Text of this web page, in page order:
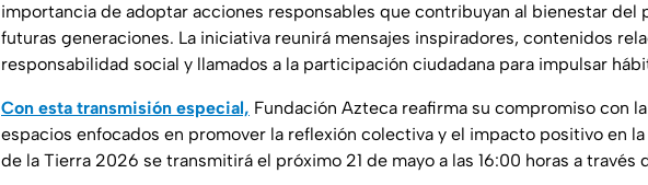
importancia de adoptar acciones responsables que contribuyan al bienestar del
futuras generaciones. La iniciativa reunirá mensajes inspiradores, contenidos
responsabilidad social y llamados a la participación ciudadana para impulsar
Con esta transmisión especial, Fundación Azteca reafirma su compromiso con
espacios enfocados en promover la reflexión colectiva y el impacto positivo en la
de la Tierra 2026 se transmitirá el próximo 21 de mayo a las 16:00 horas a través